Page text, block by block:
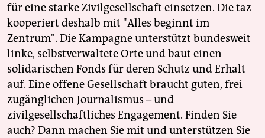
für eine starke Zivilgesellschaft einsetzen. Die taz
kooperiert deshalb mit "Alles beginnt im
Zentrum". Die Kampagne unterstützt bundesweit
linke, selbstverwaltete Orte und baut einen
solidarischen Fonds für deren Schutz und Erhalt
auf. Eine offene Gesellschaft braucht guten, frei
zugänglichen Journalismus – und
zivilgesellschaftliches Engagement. Finden Sie
auch? Dann machen Sie mit und unterstützen Sie